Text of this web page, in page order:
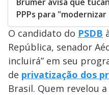
PPPs para
O candidato do PSDB
República, senador
incluirá” em seu
de privatização dos
Brasil. Quem revelou